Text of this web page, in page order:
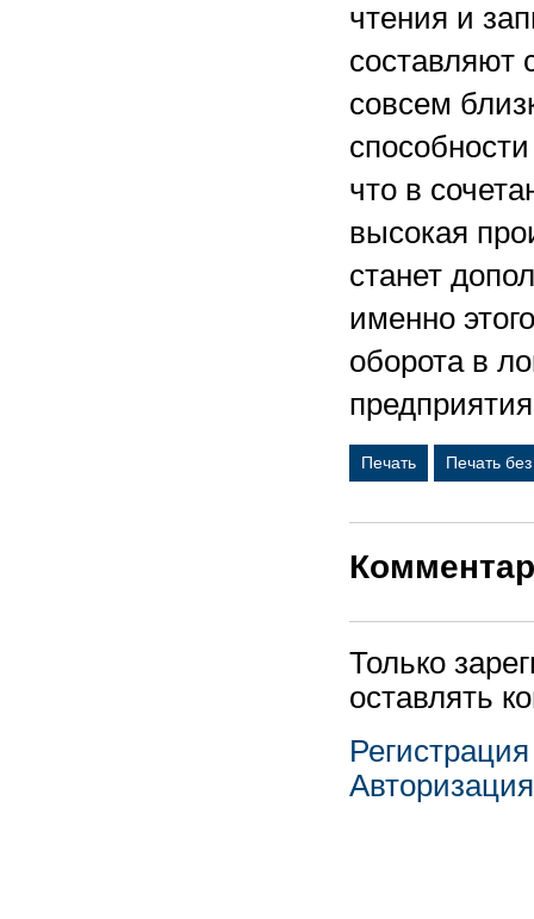
чтения и
составляют
совсем
что в
высокая
станет
именно
оборота в
Печать Печать
Только
оставлять
Регистрация
Авторизация